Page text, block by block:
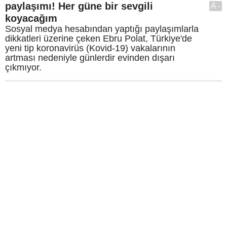
paylaşımı! Her güne bir sevgili
koyacağım
Sosyal medya hesabından yaptığı paylaşımlarla
dikkatleri üzerine çeken Ebru Polat, Türkiye'de
yeni tip koronavirüs (Kovid-19) vakalarının
artması nedeniyle günlerdir evinden dışarı
çıkmıyor.
A-